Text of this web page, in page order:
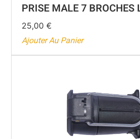
PRISE MALE 7 BROCHES
25,00€
Ajouter Au Panier